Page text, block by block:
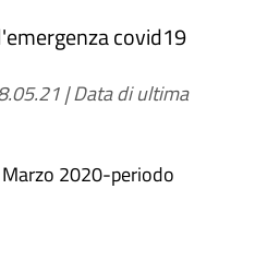
D. Lgs. 14 Marzo
concernenti gli
e di emergenza che
covid19
|Data di ultima
Marzo 2020-periodo